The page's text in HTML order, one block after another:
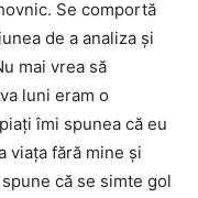
Se comportă
de a analiza și
mai vrea să
luni eram o
îmi spunea că eu
viața fără mine și
că se simte gol